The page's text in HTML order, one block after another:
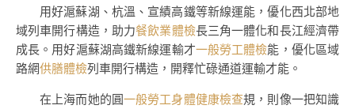
用好滬蘇湖、杭溫、宣績高鐵等新線運能，優化西北部地
域列車開行構造，助力餐飲業體檢長三角一體化和長江經濟帶
成長。用好滬蘇湖高鐵新線運輸才一般勞工體檢能，優化區域
路網供膳體檢列車開行構造，開釋忙碌通道運輸才能。
在上海而她的圓一般勞工身體健康檢查規，則像一把知識